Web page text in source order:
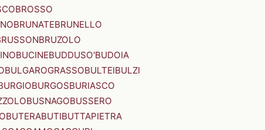
BROSSO
BRUNATEBRUNELLO
BRUZOLO
BUCINEBUDDUSO'BUDOIA
BULGAROGRASSOBULTEIBULZI
BURGOSBURIASCO
BUSNAGOBUSSERO
BUTERABUTIBUTTAPIETRA